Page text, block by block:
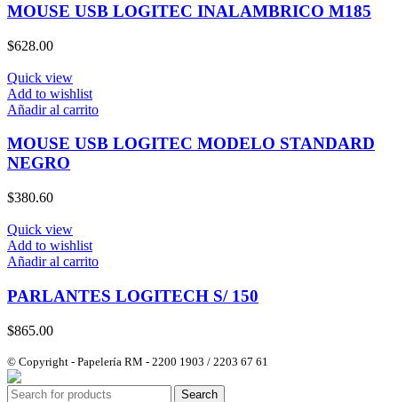
MOUSE USB LOGITEC INALAMBRICO M185
$628.00
Quick view
Add to wishlist
Añadir al carrito
MOUSE USB LOGITEC MODELO STANDARD
NEGRO
$380.60
Quick view
Add to wishlist
Añadir al carrito
PARLANTES LOGITECH S/ 150
$865.00
© Copyright - Papelería RM - 2200 1903 / 2203 67 61
Search